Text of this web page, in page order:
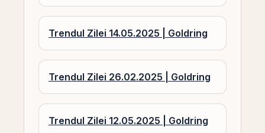
Trendul Zilei 14.05.2025 | Goldring
Trendul Zilei 26.02.2025 | Goldring
Trendul Zilei 12.05.2025 | Goldring